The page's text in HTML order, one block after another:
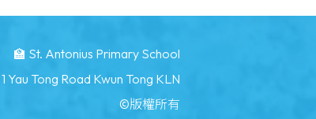
🏫 St. Antonius Primary School
1 Yau Tong Road Kwun Tong KLN
©版權所有